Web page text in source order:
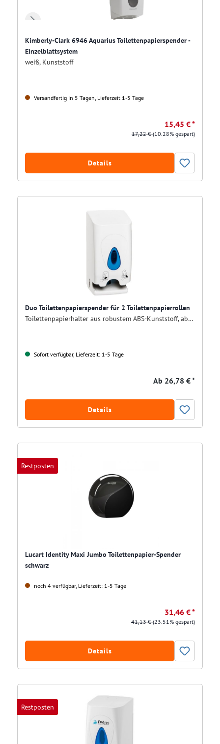
Kimberly-Clark 6946 Aquarius Toilettenpapierspender -
Einzelblattsystem
weiß, Kunststoff
Versandfertig in 5 Tagen, Lieferzeit 1-5 Tage
15,45 € *
17,22 €(10.28% gespart)
Details
Duo Toilettenpapierspender für 2 Toilettenpapierrollen
Toilettenpapierhalter aus robustem ABS-Kunststoff, abschließbar, weiß
Sofort verfügbar, Lieferzeit: 1-5 Tage
Ab 26,78 € *
Details
Restposten
Lucart Identity Maxi Jumbo Toilettenpapier-Spender
schwarz
noch 4 verfügbar, Lieferzeit: 1-5 Tage
31,46 € *
41,13 €(23.51% gespart)
Details
Restposten